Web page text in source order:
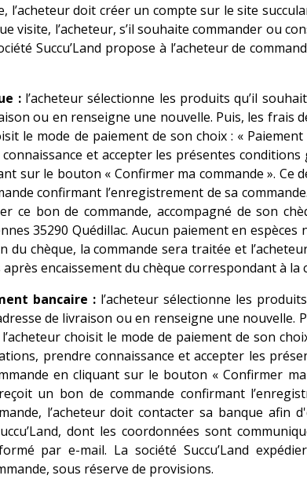
l’acheteur doit créer un compte sur le site
visite, l’acheteur, s’il souhaite commander ou
Succu’Land propose à l’acheteur de
:l’acheteur sélectionne les produits qu’il
ou en renseigne une nouvelle. Puis, les
le mode de paiement de son choix : «
et accepter les présentes
sur le bouton « Confirmer ma commande ».
confirmant l’enregistrement de sa
ce bon de commande, accompagné de son
35290 Quédillac. Aucun paiement en
du chèque, la commande sera traitée et
encaissement du chèque correspondant à la
bancaire : l’acheteur sélectionne les
de livraison ou en renseigne une
choisit le mode de paiement de son
prendre connaissance et accepter les
en cliquant sur le bouton « Confirmer
un bon de commande confirmant
l’acheteur doit contacter sa banque
dont les coordonnées sont
par e-mail. La société Succu’Land
sous réserve de provisions.